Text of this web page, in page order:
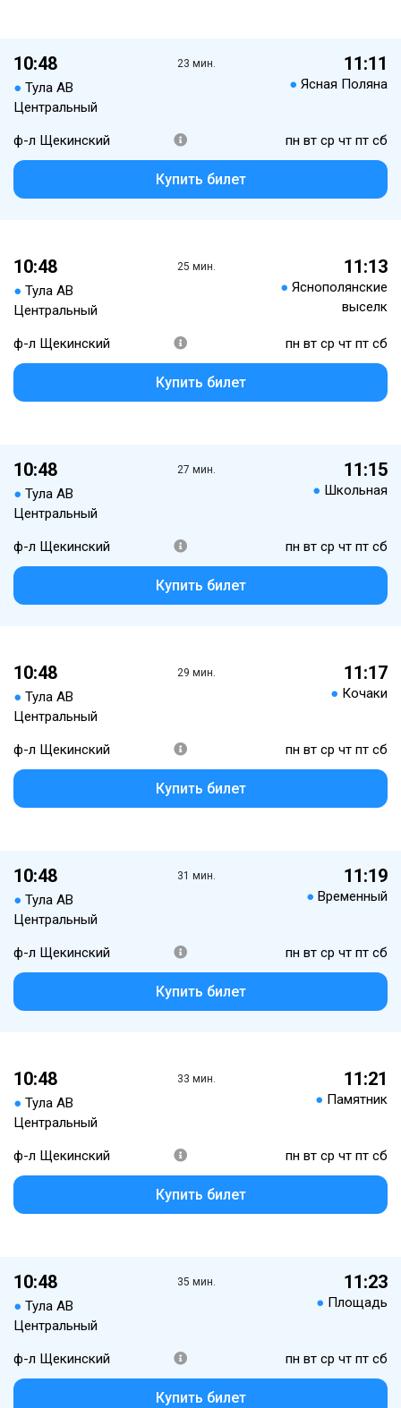
10:48
● Тула АВ
Центральный
23 мин. 11:11
● Ясная Поляна
ф-л Щекинский пн вт ср чт пт сб
Купить билет
10:48
● Тула АВ
Центральный
25 мин. 11:13
● Яснополянские
выселк
ф-л Щекинский пн вт ср чт пт сб
Купить билет
10:48
● Тула АВ
Центральный
27 мин. 11:15
● Школьная
ф-л Щекинский пн вт ср чт пт сб
Купить билет
10:48
● Тула АВ
Центральный
29 мин. 11:17
● Кочаки
ф-л Щекинский пн вт ср чт пт сб
Купить билет
10:48
● Тула АВ
Центральный
31 мин. 11:19
● Временный
ф-л Щекинский пн вт ср чт пт сб
Купить билет
10:48
● Тула АВ
Центральный
33 мин. 11:21
● Памятник
ф-л Щекинский пн вт ср чт пт сб
Купить билет
10:48
● Тула АВ
Центральный
35 мин. 11:23
● Площадь
ф-л Щекинский пн вт ср чт пт сб
Купить билет